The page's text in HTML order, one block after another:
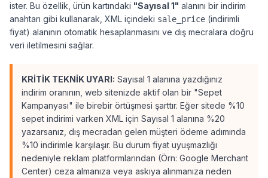
ister. Bu özellik, ürün kartındaki "Sayısal 1" alanını bir indirim
anahtarı gibi kullanarak, XML içindeki sale_price (indirimli
fiyat) alanının otomatik hesaplanmasını ve dış mecralara doğru
veri iletilmesini sağlar.
KRİTİK TEKNİK UYARI: Sayısal 1 alanına yazdığınız
indirim oranının, web sitenizde aktif olan bir "Sepet
Kampanyası" ile birebir örtüşmesi şarttır. Eğer sitede %10
sepet indirimi varken XML için Sayısal 1 alanına %20
yazarsanız, dış mecradan gelen müşteri ödeme adımında
%10 indirimle karşılaşır. Bu durum fiyat uyuşmazlığı
nedeniyle reklam platformlarından (Örn: Google Merchant
Center) ceza almanıza veya askıya alınmanıza neden